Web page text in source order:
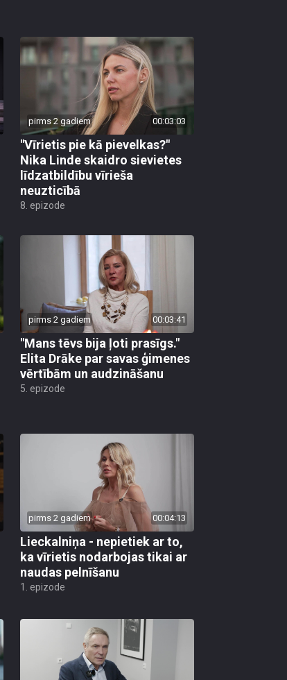
pirms 2 gadiem 00:03:03
"Vīrietis pie kā pievelkas?"
Nika Linde skaidro sievietes
līdzatbildību vīrieša
neuzticībā
8. epizode
pirms 2 gadiem 00:03:41
"Mans tēvs bija ļoti prasīgs."
Elita Drāke par savas ģimenes
vērtībām un audzināšanu
5. epizode
pirms 2 gadiem 00:04:13
Lieckalniņa - nepietiek ar to,
ka vīrietis nodarbojas tikai ar
naudas pelnīšanu
1. epizode